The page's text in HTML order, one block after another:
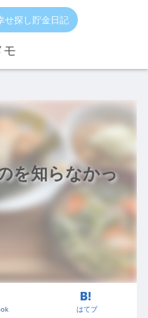
せ探し貯金日記
モ
を知らなかっ
はてブ